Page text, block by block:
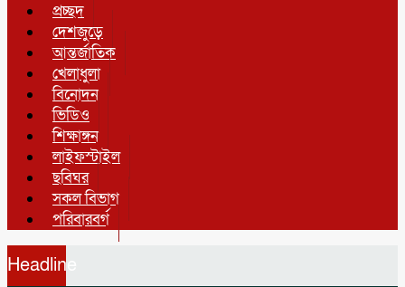
প্রচ্ছদ
দেশজুড়ে
আন্তর্জাতিক
খেলাধুলা
বিনোদন
ভিডিও
শিক্ষাঙ্গন
লাইফস্টাইল
ছবিঘর
সকল বিভাগ
পরিবারবর্গ
Headline